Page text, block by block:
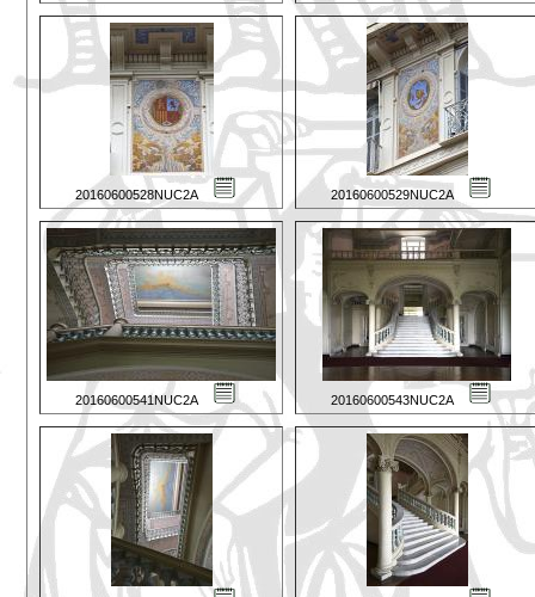
20160600528NUC2A 20160600529NUC2A
20160600541NUC2A 20160600543NUC2A